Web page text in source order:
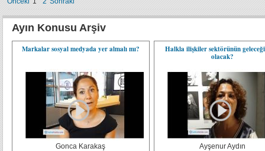
Ayın Konusu Arşiv
Markalar sosyal medyada yer almalı mı?
Gonca Karakaş
Halkla ilişkiler sektörünün geleceği
olacak?
Ayşenur Aydın